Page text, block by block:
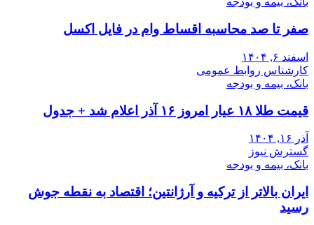
صفر تا صد محاسبه اقساط وام در فایل اکسل
اسفند ۶, ۱۴۰۴
کارشناس روابط عمومی
بانک، بیمه و بودجه
قیمت طلا ۱۸ عیار امروز ۱۶ آذر اعلام شد + جدول
آذر ۱۶, ۱۴۰۴
گسترش نیوز
بانک، بیمه و بودجه
ایران بالاتر از ترکیه و آرژانتین؛ اقتصاد به نقطه جوش
رسید